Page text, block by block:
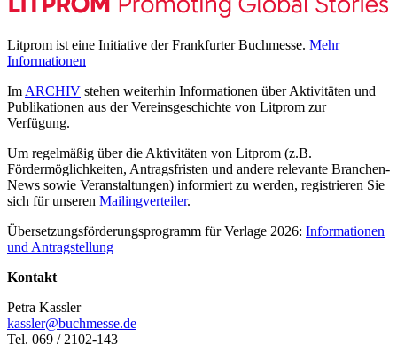
Litprom ist eine Initiative der Frankfurter Buchmesse. Mehr
Informationen
Im ARCHIV stehen weiterhin Informationen über Aktivitäten und
Publikationen aus der Vereinsgeschichte von Litprom zur
Verfügung.
Um regelmäßig über die Aktivitäten von Litprom (z.B.
Fördermöglichkeiten, Antragsfristen und andere relevante Branchen-
News sowie Veranstaltungen) informiert zu werden, registrieren Sie
sich für unseren Mailingverteiler.
Übersetzungsförderungsprogramm für Verlage 2026: Informationen
und Antragstellung
Kontakt
Petra Kassler
kassler@buchmesse.de
Tel. 069 / 2102-143